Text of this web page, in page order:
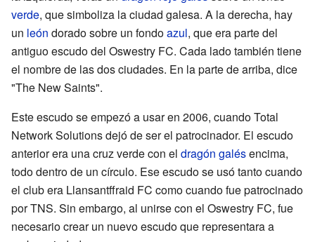
verde, que simboliza la ciudad galesa. A la derecha, hay
un león dorado sobre un fondoazul, que era parte del
antiguo escudo del Oswestry FC. Cada lado también tiene
el nombre de las dos ciudades. En la parte de arriba, dice
"The New Saints".
Este escudo se empezó a usar en 2006, cuando Total
Network Solutions dejó de ser el patrocinador. El escudo
anterior era una cruz verde con el dragón galésencima,
todo dentro de un círculo. Ese escudo se usó tanto cuando
el club era Llansantffraid FC como cuando fue patrocinado
por TNS. Sin embargo, al unirse con el Oswestry FC, fue
necesario crear un nuevo escudo que representara a